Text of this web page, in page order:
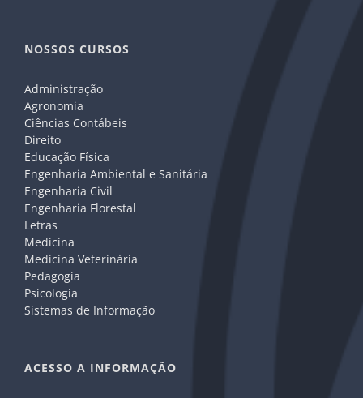
NOSSOS CURSOS
Administração
Agronomia
Ciências Contábeis
Direito
Educação Física
Engenharia Ambiental e Sanitária
Engenharia Civil
Engenharia Florestal
Letras
Medicina
Medicina Veterinária
Pedagogia
Psicologia
Sistemas de Informação
ACESSO A INFORMAÇÃO